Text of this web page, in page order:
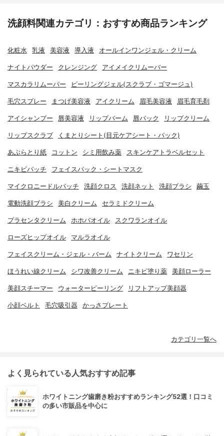
洗顔料関連カテゴリ：おすすめ商品ランキング
化粧水 乳液 美容液 導入液 オールインワンジェル・クリーム
ナイトパウダー クレンジング アイメイクリムーバー
マスカラリムーバー ピーリングジェル(スクラブ・ゴマージュ)
毛穴スプレー まつげ美容液 アイクリーム 眉毛美容液 眉毛育毛剤
アイシャンプー 唇美容液 リップバーム 唇パック リップクリーム
リップスクラブ くまとりシート(目元ケアシート・パック)
あぶらとり紙 コットン シミ用飲み薬 スキンケアトラベルセット
ニキビパッチ フェイスパック・シートマスク
マイクロニードルパッチ 洗顔クロス 洗顔ネット 洗顔ブラシ 繭玉
電動洗顔ブラシ 美白クリーム セラミドクリーム
プラセンタクリーム ホホバオイル スクワランオイル
ローズヒップオイル マルラオイル
フェイスクリーム・ジェル・バーム ナイトクリーム ワセリン
ほうれい線クリーム シワ改善クリーム ニキビ塗り薬 美顔ローラー
美顔スチーマー ウォーターピーリング リフトアップ美顔器
小顔ベルト 毛穴吸引器 かっさプレート
カテゴリ一覧へ
よく見られている人気おすすめ記事
ホワイトニング歯磨き粉おすすめランキング52選！口コミ
の多い市販品を中心に